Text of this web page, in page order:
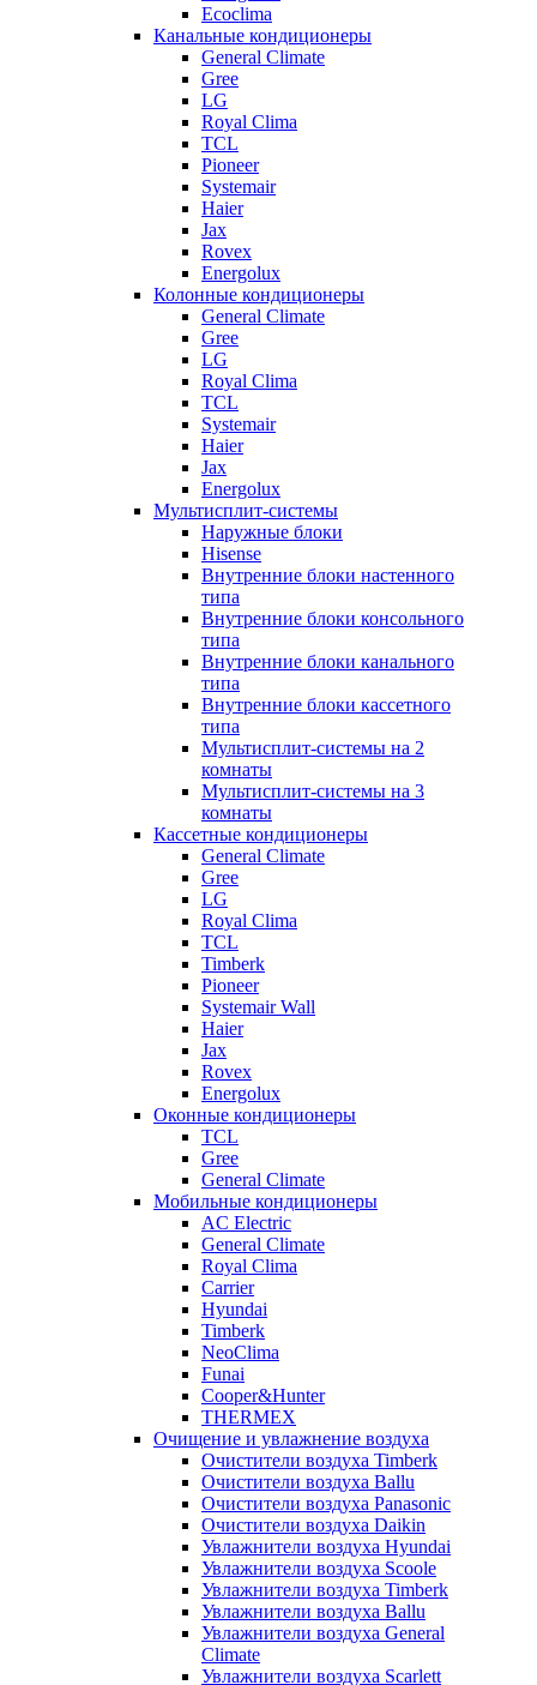
Ecoclima
Канальные кондиционеры
General Climate
Gree
LG
Royal Clima
TCL
Pioneer
Systemair
Haier
Jax
Rovex
Energolux
Колонные кондиционеры
General Climate
Gree
LG
Royal Clima
TCL
Systemair
Haier
Jax
Energolux
Мультисплит-системы
Наружные блоки
Hisense
Внутренние блоки настенного
типа
Внутренние блоки консольного
типа
Внутренние блоки канального
типа
Внутренние блоки кассетного
типа
Мультисплит-системы на 2
комнаты
Мультисплит-системы на 3
комнаты
Кассетные кондиционеры
General Climate
Gree
LG
Royal Clima
TCL
Timberk
Pioneer
Systemair Wall
Haier
Jax
Rovex
Energolux
Оконные кондиционеры
TCL
Gree
General Climate
Мобильные кондиционеры
AC Electric
General Climate
Royal Clima
Carrier
Hyundai
Timberk
NeoClima
Funai
Cooper&Hunter
THERMEX
Очищение и увлажнение воздуха
Очистители воздуха Timberk
Очистители воздуха Ballu
Очистители воздуха Panasonic
Очистители воздуха Daikin
Увлажнители воздуха Hyundai
Увлажнители воздуха Scoole
Увлажнители воздуха Timberk
Увлажнители воздуха Ballu
Увлажнители воздуха General
Climate
Увлажнители воздуха Scarlett